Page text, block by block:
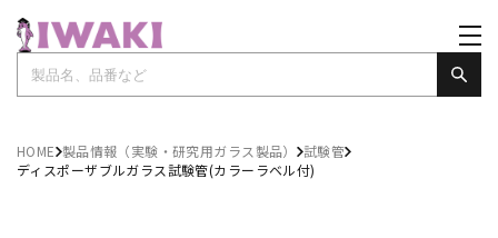
HOME 製品情報（実験・研究用ガラス製品）
試験管
ディスポーザブルガラス試験管(カラーラベル付)